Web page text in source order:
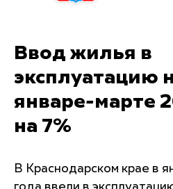
Ввод жилья в
эксплуатацию
январе-марте
на 7%
В Краснодарском крае в